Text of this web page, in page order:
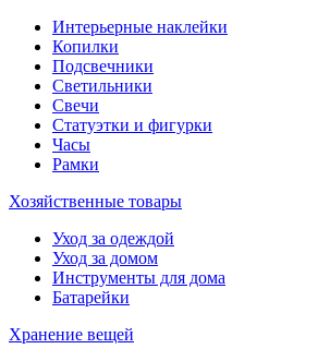
Интерьерные наклейки
Копилки
Подсвечники
Светильники
Свечи
Статуэтки и фигурки
Часы
Рамки
Хозяйственные товары
Уход за одеждой
Уход за домом
Инструменты для дома
Батарейки
Хранение вещей